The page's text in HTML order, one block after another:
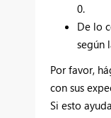
0.
De lo
según
Por favor,
con sus
Si esto